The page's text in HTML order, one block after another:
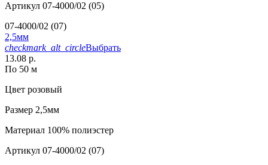
Артикул 07-4000/02 (05)
07-4000/02 (07)
2,5мм
checkmark_alt_circleВыбрать
13.08 р.
По 50 м
Цвет розовый
Размер 2,5мм
Материал 100% полиэстер
Артикул 07-4000/02 (07)